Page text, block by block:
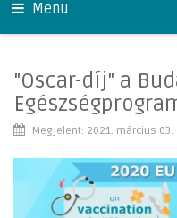
Menu
"Oscar-díj" a
Megjelent: 2021. március 03.